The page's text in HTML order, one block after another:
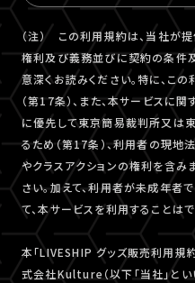
（注） この利用規約は、当社が
権利及び義務並びに契約の条件
意深くお読みください。特に、こ
（第17条）、また、本サービスに
に優先して東京簡易裁判所又は
るため（第17条）、利用者の現
やクラスアクションの権利を含み
さい。加えて、利用者が未成年者
て、本サービスを利用することは
本「LIVESHIP グッズ販売利用規約
式会社Kulture（以下「当社」とい